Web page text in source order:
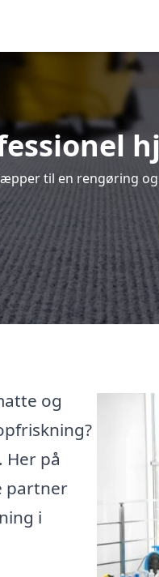
til en rengøring
og
Her på
partner
i